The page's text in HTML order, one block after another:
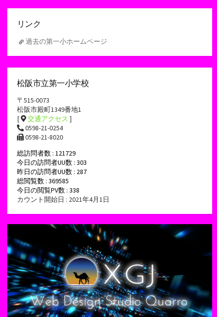
リンク
過去の第一小ホームページ
松阪市立第一小学校
〒515-0073
松阪市殿町1349番地1
[
交通アクセス ]
0598-21-0254
0598-21-8020
総訪問者数 : 121729
今日の訪問者UU数 : 303
昨日の訪問者UU数 : 287
総閲覧数 : 369585
今日の閲覧PV数 : 338
カウント開始日 : 2021年4月1日